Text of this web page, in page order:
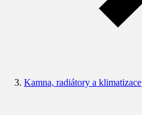
Kamna, radiátory a klimatizace